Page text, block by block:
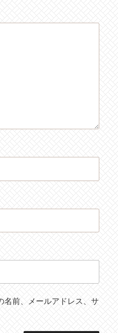
名前、メールアドレス、サ